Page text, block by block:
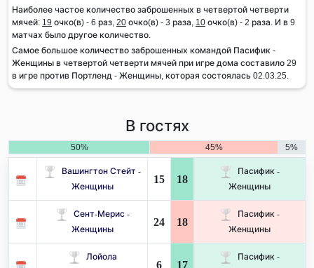
Наиболее частое количество заброшенных в четвертой четверти
мячей: 19 очко(в) - 6 раз, 20 очко(в) - 3 раза, 10 очко(в) - 2 раза. И в 9
матчах было другое количество.
Самое большое количество заброшенных командой Пасифик -
Женщины в четвертой четверти мячей при игре дома составило 29
в игре против Портленд - Женщины, которая состоялась 02.03.25.
В гостях
50% 45% 5%
Вашингтон Стейт -
Женщины
15 18
Пасифик -
Женщины
Сент-Мерис -
Женщины
24 18
Пасифик -
Женщины
Лойола
6 17
Пасифик -